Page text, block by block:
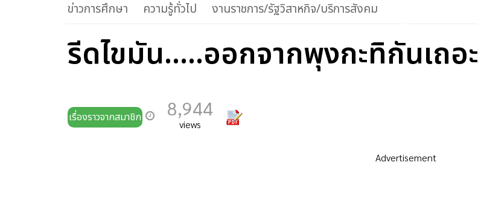
ข่าวการศึกษา ความรู้ทั่วไป งานราชการ/รัฐวิสาหกิจ/บริการสังคม
รีดไขมัน.....ออกจากพุงกะทิกันเถอะ
เรื่องราวจากสมาชิก 8,944
views
Advertisement